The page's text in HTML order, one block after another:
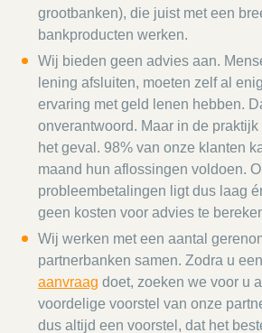
grootbanken), die juist met een
bankproducten werken.
Wij bieden geen advies aan.
lening afsluiten, moeten zelf al
ervaring met geld lenen hebben.
onverantwoord. Maar in de praktijk
het geval. 98% van onze klanten
maand hun aflossingen voldoen.
probleembetalingen ligt dus laag
geen kosten voor advies te
Wij werken met een aantal
partnerbanken samen. Zodra u een
aanvraag doet, zoeken we voor u
voordelige voorstel van onze
dus altijd een voorstel, dat het